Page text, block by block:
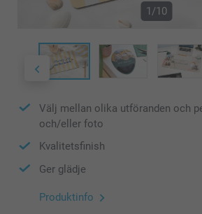
1/10
Välj mellan olika utföranden och
och/eller foto
Kvalitetsfinish
Ger glädje
Produktinfo